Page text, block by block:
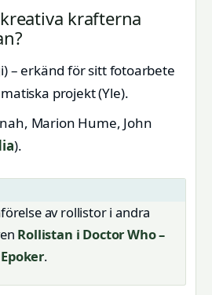
krafterna
– erkänd för sitt fotoarbete
projekt (Yle).
Marion Hume, John
).
av rollistor i andra
Rollistan i Doctor Who –
.